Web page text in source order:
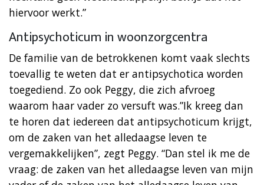
hiervoor werkt.”
Antipsychoticum in woonzorgcentra
De familie van de betrokkenen komt vaak slechts
toevallig te weten dat er antipsychotica worden
toegediend. Zo ook Peggy, die zich afvroeg
waarom haar vader zo versuft was.”Ik kreeg dan
te horen dat iedereen dat antipsychoticum krijgt,
om de zaken van het alledaagse leven te
vergemakkelijken”, zegt Peggy. “Dan stel ik me de
vraag: de zaken van het alledaagse leven van mijn